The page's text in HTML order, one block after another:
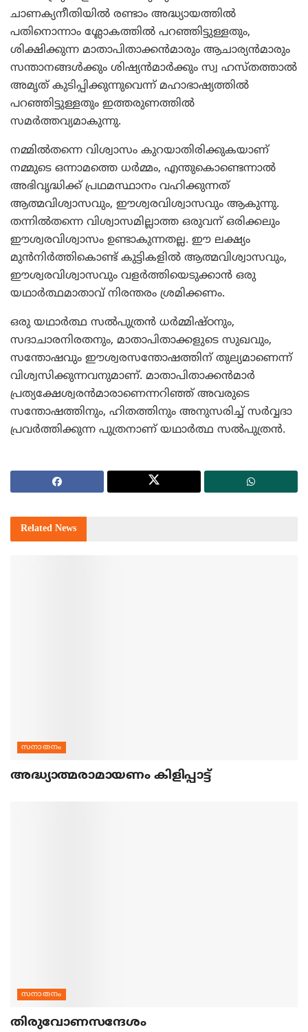
ചാണക്യനീതിയില്‍ രണ്ടാം അദ്ധ്യായത്തില്‍
പതിനൊന്നാം ശ്ലോകത്തില്‍ പറഞ്ഞിട്ടുള്ളതും,
ശിക്ഷിക്കുന്ന മാതാപിതാക്കന്‍മാരും ആചാര്യന്‍മാരും
സന്താനങ്ങള്‍ക്കും ശിഷ്യന്‍മാര്‍ക്കും സ്വ ഹസ്തത്താല്‍
അമൃത് കുടിപ്പിക്കുന്നുവെന്ന് മഹാഭാഷ്യത്തില്‍
പറഞ്ഞിട്ടുള്ളതും ഇത്തരുണത്തില്‍
സമര്‍ത്തവ്യമാകുന്നു.
നമ്മില്‍തന്നെ വിശ്വാസം കുറയാതിരിക്കുകയാണ്
നമ്മുടെ ഒന്നാമത്തെ ധര്‍മ്മം, എന്തുകൊണ്ടെന്നാല്‍
അഭിവൃദ്ധിക്ക് പ്രഥമസ്ഥാനം വഹിക്കുന്നത്
ആത്മവിശ്വാസവും, ഈശ്വരവിശ്വാസവും ആകുന്നു.
തന്നില്‍തന്നെ വിശ്വാസമില്ലാത്ത ഒരുവന് ഒരിക്കലും
ഈശ്വരവിശ്വാസം ഉണ്ടാകുന്നതല്ല. ഈ ലക്ഷ്യം
മുന്‍നിര്‍ത്തികൊണ്ട് കുട്ടികളില്‍ ആത്മവിശ്വാസവും,
ഈശ്വരവിശ്വാസവും വളര്‍ത്തിയെടുക്കാന്‍ ഒരു
യഥാര്‍ത്ഥമാതാവ് നിരന്തരം ശ്രമിക്കണം.
ഒരു യഥാര്‍ത്ഥ സല്‍പുത്രന്‍ ധര്‍മ്മിഷ്ഠനും,
സദാചാരനിരതനും, മാതാപിതാക്കളുടെ സുഖവും,
സന്തോഷവും ഈശ്വരസന്തോഷത്തിന് തുല്യമാണെന്ന്
വിശ്വസിക്കുന്നവനുമാണ്. മാതാപിതാക്കന്‍മാര്‍
പ്രത്യക്ഷേശ്വരന്‍മാരാണെന്നറിഞ്ഞ് അവരുടെ
സന്തോഷത്തിനും, ഹിതത്തിനും അനുസരിച്ച് സര്‍വ്വദാ
പ്രവര്‍ത്തിക്കുന്ന പുത്രനാണ് യഥാര്‍ത്ഥ സല്‍പുത്രന്‍.
Related News
സനാതനം
അദ്ധ്യാത്മരാമായണം കിളിപ്പാട്ട്
സനാതനം
തിരുവോണസന്ദേശം